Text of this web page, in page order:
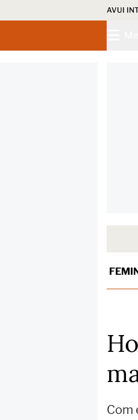
AVUI
Com